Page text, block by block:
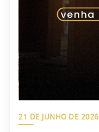
21 DE JUNHO DE 2026